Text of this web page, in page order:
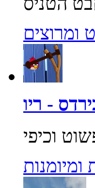
ומרוצים
- ריו
ומיומנות